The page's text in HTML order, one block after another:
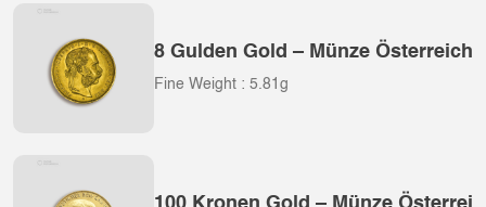
8 Gulden Gold – Münze Österreich
Fine Weight : 5.81g